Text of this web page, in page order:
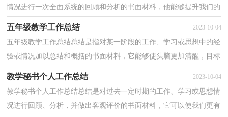
情况进行一次全面系统的回顾和分析的书面材料，他能够提升我们的
五年级教学工作总结 2023-10-04
五年级教学工作总结总结是指对某一阶段的工作、学习或思想中的经
验或情况加以总结和概括的书面材料，它能够使头脑更加清醒，目标
教学秘书个人工作总结 2023-10-04
教学秘书个人工作总结总结是对过去一定时期的工作、学习或思想情
况进行回顾、分析，并做出客观评价的书面材料，它可以使我们更有